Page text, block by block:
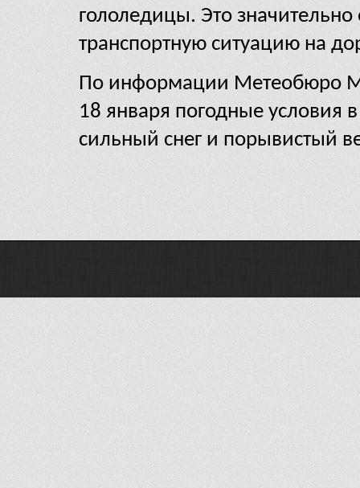
гололедицы. Это
транспортную ситуацию на
По информации Метеобюро
18 января погодные условия
сильный снег и порывистый